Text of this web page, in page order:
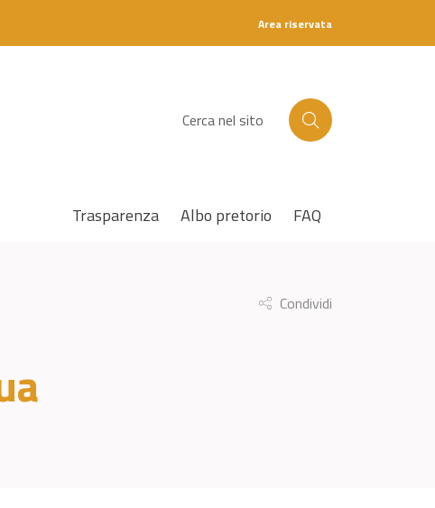
Area riservata
Trasparenza Albo pretorio FAQ
Condividi